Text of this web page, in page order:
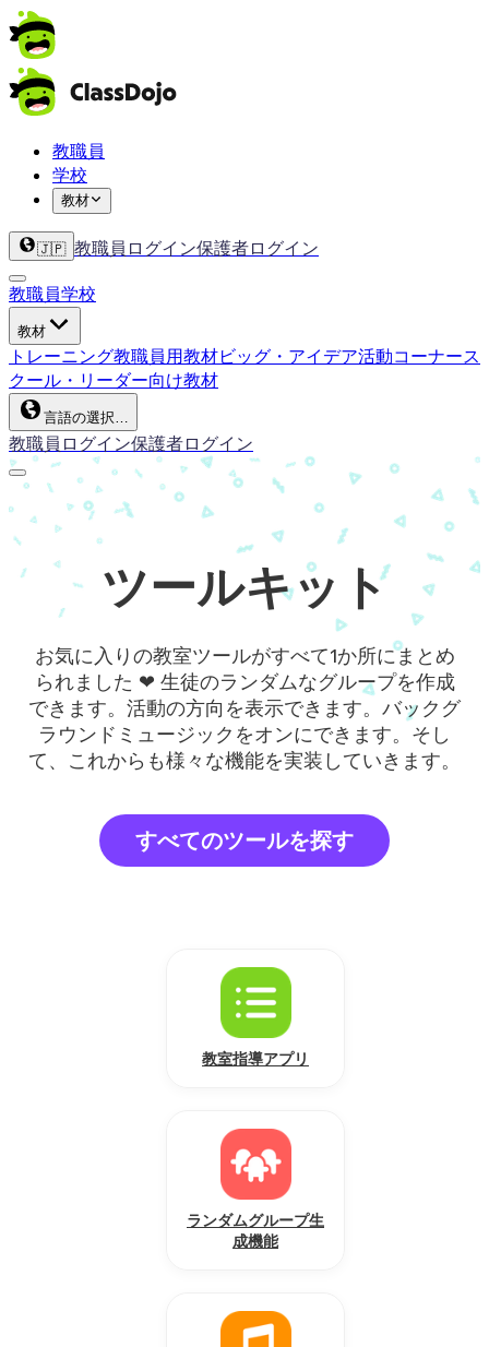
教職員
学校
教材
🇯🇵 教職員ログイン保護者ログイン
教職員学校
教材
トレーニング教職員用教材ビッグ・アイデア活動コーナース
クール・リーダー向け教材
言語の選択…
教職員ログイン保護者ログイン
ツールキット
お気に入りの教室ツールがすべて1か所にまとめ
られました ❤ 生徒のランダムなグループを作成
できます。活動の方向を表示できます。バックグ
ラウンドミュージックをオンにできます。そし
て、これからも様々な機能を実装していきます。
すべてのツールを探す
教室指導アプリ
ランダムグループ生
成機能